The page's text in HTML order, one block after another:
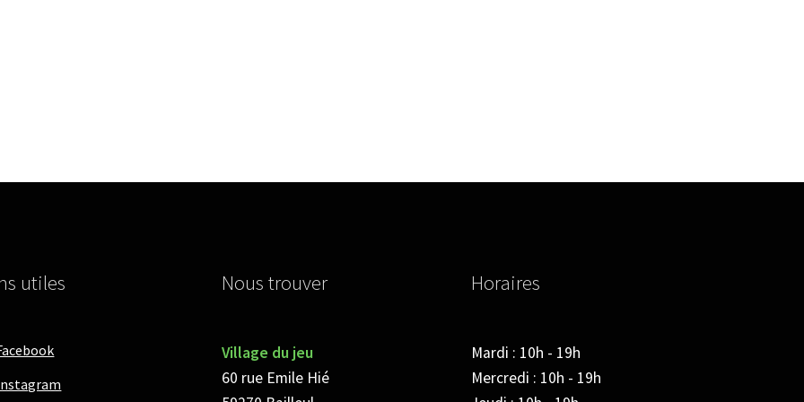
utiles Nous trouver
Village du jeu
60 rue Emile Hié
Horaires
Mardi : 10h - 19h
Mercredi : 10h - 19h